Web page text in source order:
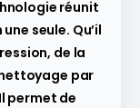
réunit
seule. Qu’il
de la
par
permet de